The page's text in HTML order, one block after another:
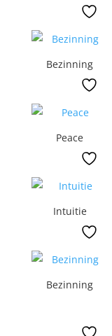
Bezinning
Peace
Intuitie
Bezinning